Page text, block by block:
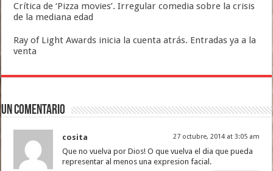
Crítica de ‘Pizza movies’. Irregular comedia sobre la crisis
de la mediana edad
Ray of Light Awards inicia la cuenta atrás. Entradas ya a la
venta
Un comentario
cosita 27 octubre, 2014 at 3:05 am
Que no vuelva por Dios! O que vuelva el dia que pueda
representar al menos una expresion facial.